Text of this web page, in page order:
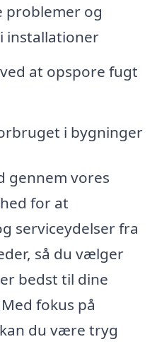
problemer og
installationer
at opspore fugt
i bygninger
gennem vores
for at
serviceydelser fra
så du vælger
bedst til dine
fokus på
du være tryg